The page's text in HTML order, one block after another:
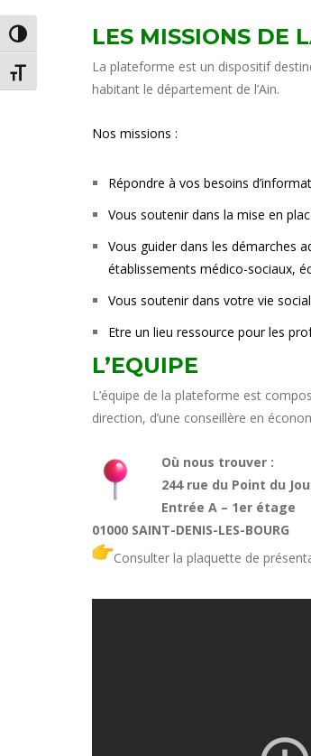
PASSER EN CONTRASTE ÉLEVÉ
CHANGER LA TAILLE DE LA POLICE
LES MISSIONS DE
La plateforme est un dispositif
habitant le département de l’Ain.
Nos missions :
Répondre à vos besoins
Vous soutenir dans la mise en
Vous guider dans les démarches
établissements médico-sociaux,
Vous soutenir dans votre vie
Etre un lieu ressource pour les
L’EQUIPE
L’équipe de la plateforme est
direction, d’une conseillère en
Où nous trouver :
244 rue du Point du
Entrée A – 1er étage
01000 SAINT-DENIS-LES-BOURG
Consulter la plaquette de